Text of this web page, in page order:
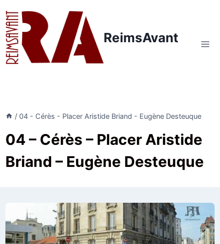
au
contenu
ReimsAvant
/ 04 - Cérès - Placer Aristide Briand - Eugène Desteuque
04 – Cérès – Placer Aristide
Briand – Eugène Desteuque